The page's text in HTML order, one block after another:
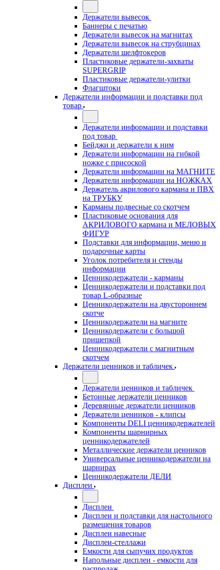
Держатели вывесок
Баннеры с печатью
Держатели вывесок на магнитах
Держатели вывесок на струбцинах
Держатели шелфтокеров
Пластиковые держатели-захваты
SUPERGRIP
Пластиковые держатели-улитки
Флагштоки
Держатели информации и подставки под
товар
Держатели информации и подставки
под товар
Бейджи и держатели к ним
Держатели информации на гибкой
ножке с присоской
Держатели информации на МАГНИТЕ
Держатели информации на НОЖКАХ
Держатель акрилового кармана и ПВХ
на ТРУБКУ
Карманы подвесные со скотчем
Пластиковые основания для
АКРИЛОВОГО кармана и МЕЛОВЫХ
ФИГУР
Подставки для информации, меню и
подарочные карты
Уголок потребителя и стенды
информации
Ценникодержатели - карманы
Ценникодержатели и подставки под
товар L-образные
Ценникодержатели на двустороннем
скотче
Ценникодержатели на магните
Ценникодержатели с большой
прищепкой
Ценникодержатели с магнитным
скотчем
Держатели ценников и табличек
Держатели ценников и табличек
Бетонные держатели ценников
Деревянные держатели ценников
Держатели ценников - клипсы
Компоненты DELI ценникодержателей
Компоненты шарнирных
ценникодержателей
Металлические держатели ценников
Универсальные ценникодержатели на
шарнирах
Ценникодержатели ДЕЛИ
Дисплеи
Дисплеи
Дисплеи и подставки для настольного
размещения товаров
Дисплеи навесные
Дисплеи-стеллажи
Емкости для сыпучих продуктов
Напольные дисплеи - емкости для